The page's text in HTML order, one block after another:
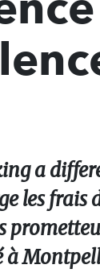
a
les frais